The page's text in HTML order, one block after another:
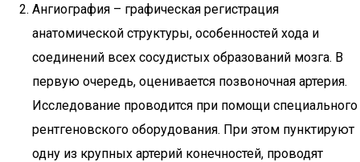
Ангиография – графическая регистрация
анатомической структуры, особенностей хода и
соединений всех сосудистых образований мозга. В
первую очередь, оценивается позвоночная артерия.
Исследование проводится при помощи специального
рентгеновского оборудования. При этом пунктируют
одну из крупных артерий конечностей, проводят